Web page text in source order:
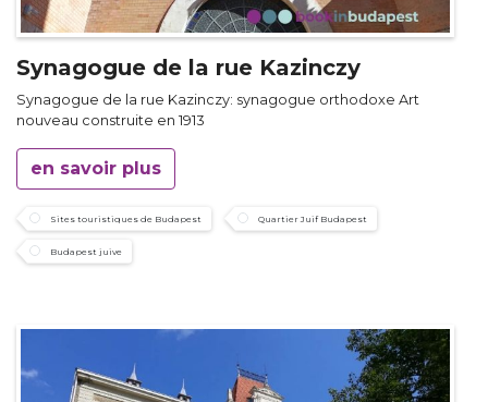
Synagogue de la rue Kazinczy
Synagogue de la rue Kazinczy: synagogue orthodoxe Art
nouveau construite en 1913
en savoir plus
Sites touristiques de Budapest Quartier Juif Budapest
Budapest juive